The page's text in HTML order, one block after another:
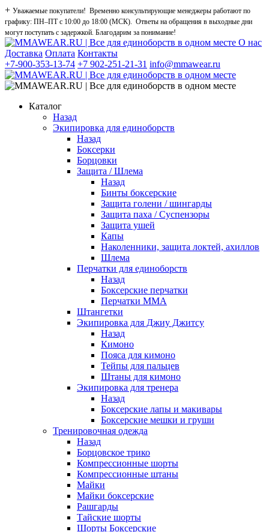
+ Уважаемые покупатели! Временно консультирующие менеджеры работают по
графику: ПН–ПТ с 10:00 до 18:00 (МСК). Ответы на обращения в выходные дни
могут поступать с задержкой. Благодарим за понимание!
О нас
Доставка Оплата Контакты
+7-900-353-13-74 +7 902-251-21-31 info@mmawear.ru
Каталог
Назад
Экипировка для единоборств
Назад
Боксерки
Борцовки
Защита / Шлема
Назад
Бинты боксерские
Защита голени / шингарды
Защита паха / Суспензоры
Защита ушей
Капы
Наколенники, защита локтей, ахиллов
Шлема
Перчатки для единоборств
Назад
Боксерские перчатки
Перчатки ММА
Штангетки
Экипировка для Джиу Джитсу
Назад
Кимоно
Пояса для кимоно
Тейпы для пальцев
Штаны для кимоно
Экипировка для тренера
Назад
Боксерские лапы и макивары
Боксерские мешки и груши
Тренировочная одежда
Назад
Борцовское трико
Компрессионные шорты
Компрессионные штаны
Майки
Майки боксерские
Рашгарды
Тайские шорты
Шорты Боксерские